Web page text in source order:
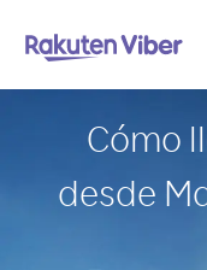
Cómo
desde